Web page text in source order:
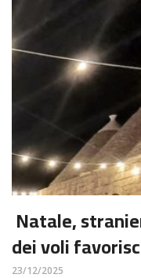
Natale,
dei voli
23/12/2025